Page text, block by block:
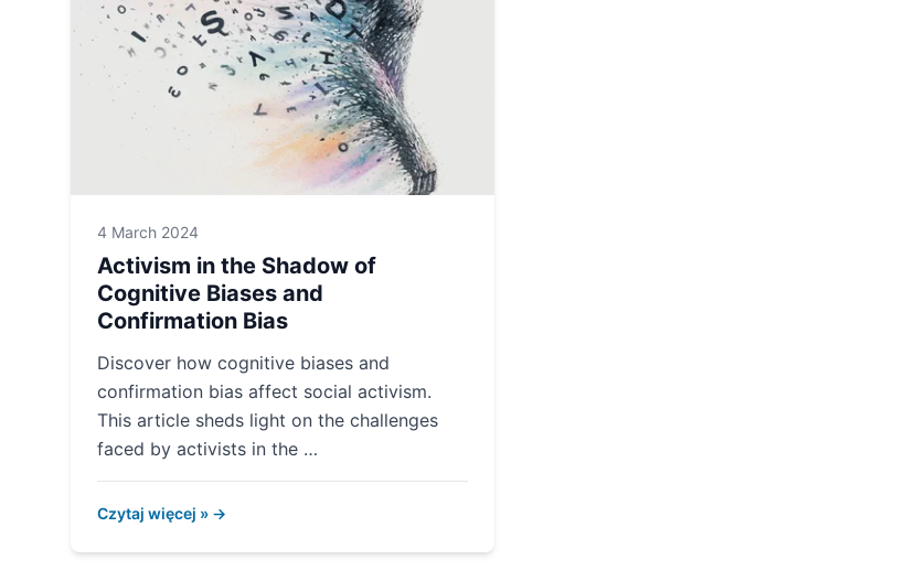
4 March 2024
Activism in the Shadow of
Cognitive Biases and
Confirmation Bias
Discover how cognitive biases and
confirmation bias affect social activism.
This article sheds light on the challenges
faced by activists in the …
Czytaj więcej » →